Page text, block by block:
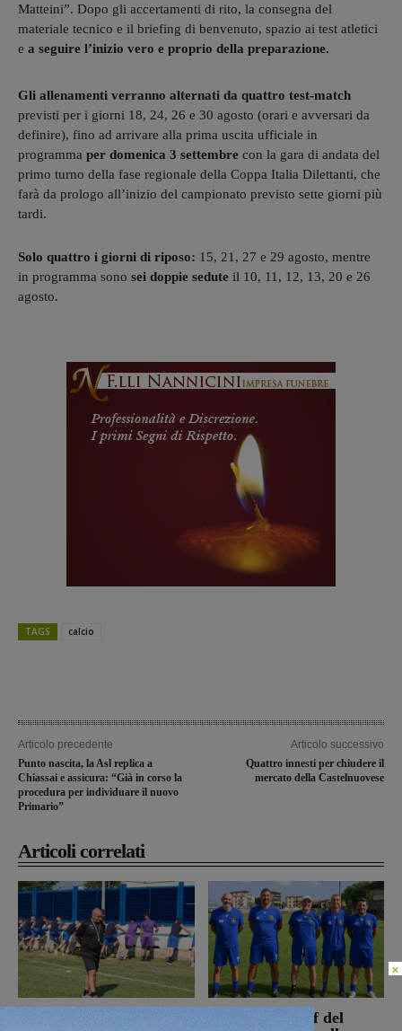
Matteini”. Dopo gli accertamenti di rito, la consegna del
materiale tecnico e il briefing di benvenuto, spazio ai test atletici
e a seguire l’inizio vero e proprio della preparazione.
Gli allenamenti verranno alternati da quattro test-match
previsti per i giorni 18, 24, 26 e 30 agosto (orari e avversari da
definire), fino ad arrivare alla prima uscita ufficiale in
programma per domenica 3 settembre con la gara di andata del
primo turno della fase regionale della Coppa Italia Dilettanti, che
farà da prologo all’inizio del campionato previsto sette giorni più
tardi.
Solo quattro i giorni di riposo: 15, 21, 27 e 29 agosto, mentre
in programma sono sei doppie sedute il 10, 11, 12, 13, 20 e 26
agosto.
TAGS calcio
Articolo precedente
Punto nascita, la Asl replica a
Chiassai e assicura: “Già in corso la
procedura per individuare il nuovo
Primario”
Articolo successivo
Quattro innesti per chiudere il
mercato della Castelnuovese
Articoli correlati
La Sangiovannese tiene
Ufficiale lo staff del
×